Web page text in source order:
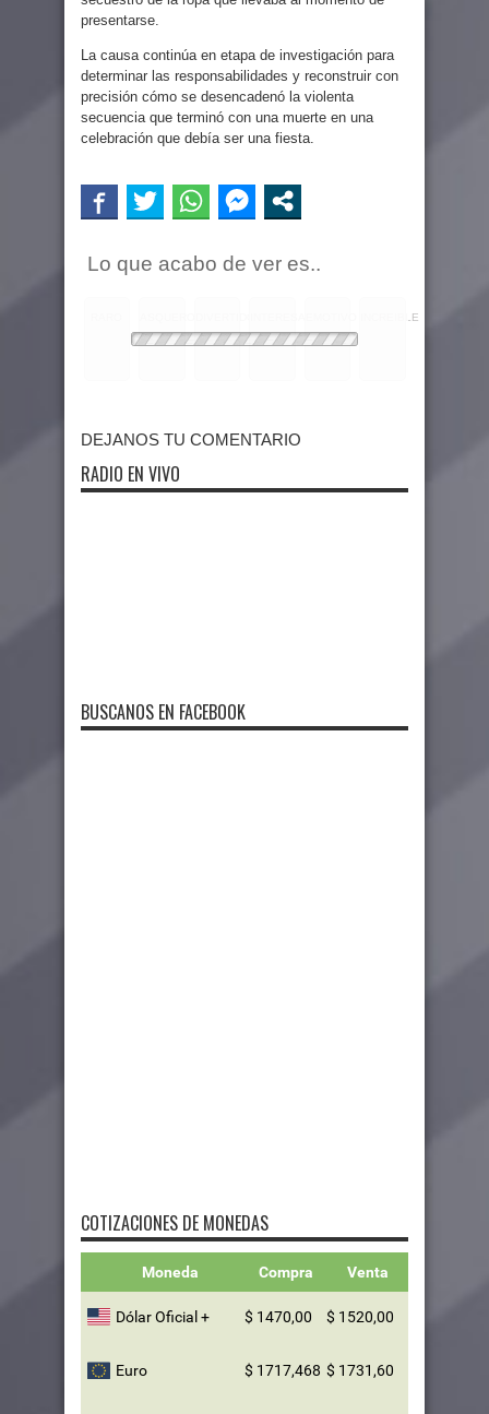
presentarse.
La causa continúa en etapa de investigación para
determinar las responsabilidades y reconstruir con
precisión cómo se desencadenó la violenta
secuencia que terminó con una muerte en una
celebración que debía ser una fiesta.
Lo que acabo de ver es..
INCREIBLE
DEJANOS TU COMENTARIO
RADIO EN VIVO
BUSCANOS EN FACEBOOK
COTIZACIONES DE MONEDAS
Moneda Compra Venta
Dólar Oficial + $ 1470,00 $ 1520,00
Euro $ 1717,468 $ 1731,60